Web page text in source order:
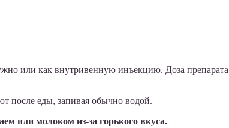
или как внутривенную инъекцию. Доза препарата
после еды, запивая обычно водой.
или молоком из-за горького вкуса.